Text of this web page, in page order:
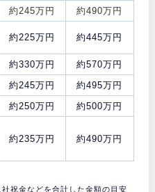
約245万円 約490万円
約225万円 約445万円
約330万円
約570万円
約245万円
約495万円
約250万円 約500万円
約235万円 約490万円
祝金などを合計した金額の目安